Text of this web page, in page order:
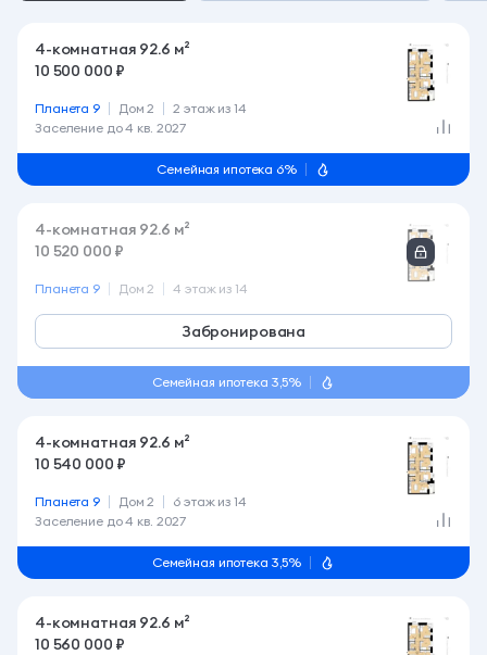
4-комнатная 92.6 м²
10 500 000 ₽
Заселение до4 кв. 2027
Планета 9 Дом 2 2 этаж из 14
Семейная ипотека 6%
4-комнатная 92.6 м²
10 520 000 ₽
Планета 9 Дом 2 4 этаж из 14
Семейная ипотека 3,5%
Забронирована
4-комнатная 92.6 м²
10 540 000 ₽
Заселение до4 кв. 2027
Планета 9 Дом 2 6 этаж из 14
Семейная ипотека 3,5%
4-комнатная 92.6 м²
10 560 000 ₽